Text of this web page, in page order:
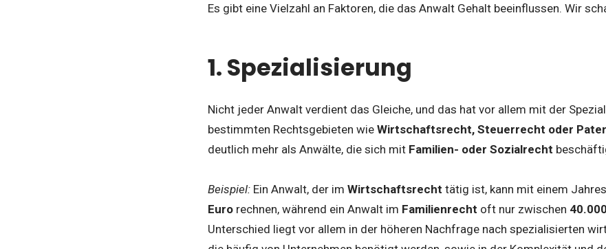
Es gibt eine Vielzahl an Faktoren, die das Anwalt Gehalt beeinflussen. Wir
1. Spezialisierung
Nicht jeder Anwalt verdient das Gleiche, und das hat vor allem mit der
bestimmten Rechtsgebieten wie Wirtschaftsrecht, Steuerrecht oder
deutlich mehr als Anwälte, die sich mit Familien- oder Sozialrecht
Beispiel: Ein Anwalt, der im Wirtschaftsrecht tätig ist, kann mit einem
Euro rechnen, während ein Anwalt im Familienrecht oft nur zwischen
Unterschied liegt vor allem in der höheren Nachfrage nach spezialisierten